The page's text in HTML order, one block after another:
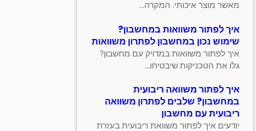
מאשר מוצר איכותי. המקרה…
איך לפתור משוואות במחשבון?
שימוש נכון במחשבון לפתרון משוואות
איך לפתור משוואות במדויק עם מחשבון?
גלו את הטכניקות שיבטיחו…
איך לפתור משוואה ריבועית
במחשבון? שלבים לפתרון משוואה
ריבועית עם מחשבון
יודעים איך לפתור משוואת ריבועית בעזרת